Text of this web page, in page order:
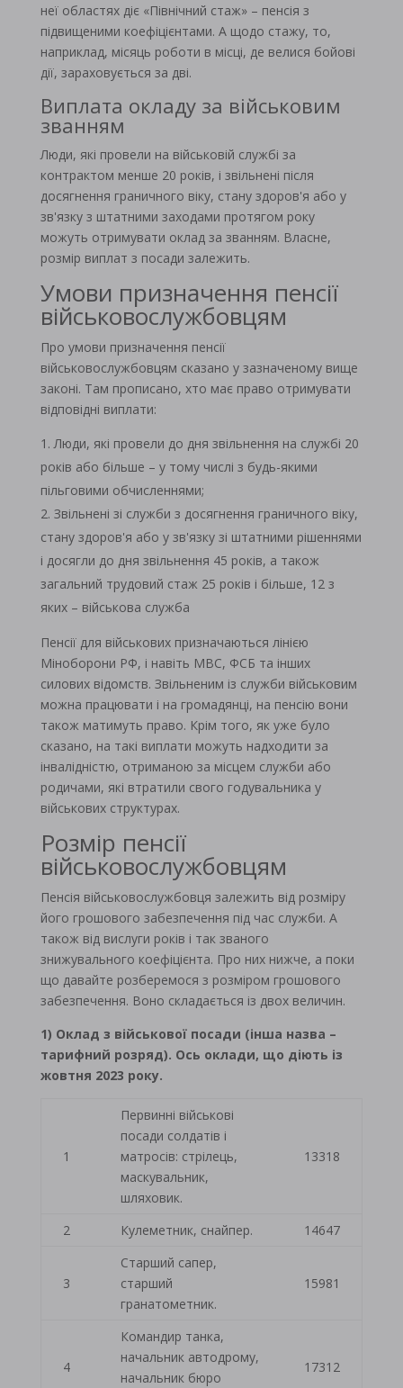
неї областях діє «Північний стаж» – пенсія з
підвищеними коефіцієнтами. А щодо стажу, то,
наприклад, місяць роботи в місці, де велися бойові
дії, зараховується за дві.
Виплата окладу за військовим
званням
Люди, які провели на військовій службі за
контрактом менше 20 років, і звільнені після
досягнення граничного віку, стану здоров'я або у
зв'язку з штатними заходами протягом року
можуть отримувати оклад за званням. Власне,
розмір виплат з посади залежить.
Умови призначення пенсії
військовослужбовцям
Про умови призначення пенсії
військовослужбовцям сказано у зазначеному вище
законі. Там прописано, хто має право отримувати
відповідні виплати:
Люди, які провели до дня звільнення на службі 20
років або більше – у тому числі з будь-якими
пільговими обчисленнями;
Звільнені зі служби з досягнення граничного віку,
стану здоров'я або у зв'язку зі штатними рішеннями
і досягли до дня звільнення 45 років, а також
загальний трудовий стаж 25 років і більше, 12 з
яких – військова служба
Пенсії для військових призначаються лінією
Міноборони РФ, і навіть МВС, ФСБ та інших
силових відомств. Звільненим із служби військовим
можна працювати і на громадянці, на пенсію вони
також матимуть право. Крім того, як уже було
сказано, на такі виплати можуть надходити за
інвалідністю, отриманою за місцем служби або
родичами, які втратили свого годувальника у
військових структурах.
Розмір пенсії
військовослужбовцям
Пенсія військовослужбовця залежить від розміру
його грошового забезпечення під час служби. А
також від вислуги років і так званого
знижувального коефіцієнта. Про них нижче, а поки
що давайте розберемося з розміром грошового
забезпечення. Воно складається із двох величин.
1) Оклад з військової посади (інша назва –
тарифний розряд). Ось оклади, що діють із
жовтня 2023 року.
1
Первинні військові
посади солдатів і
матросів: стрілець,
маскувальник,
шляховик.
13318
2 Кулеметник, снайпер. 14647
3
Старший сапер,
старший
гранатометник.
15981
4
Командир танка,
начальник автодрому,
начальник бюро
17312